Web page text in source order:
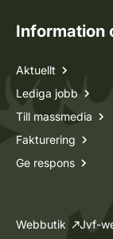
Information
Aktuellt
Lediga jobb
Till massmedia
Fakturering
Ge respons
Webbutik Jvf-